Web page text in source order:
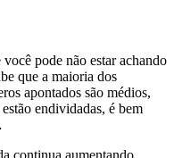
pode não estar achando
que a maioria dos
apontados são médios,
endividadas, é bem
continua aumentando.